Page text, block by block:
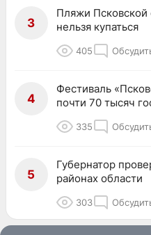
3
Пляжи Псковской
нельзя купаться
405
4
Фестиваль
почти 70 тысяч
335
5
Губернатор
районах области
303